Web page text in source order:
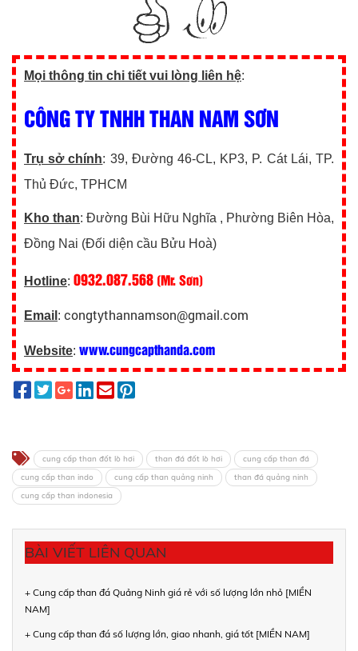
Mọi thông tin chi tiết vui lòng liên hệ:
CÔNG TY TNHH THAN NAM SƠN
Trụ sở chính: 39, Đường 46-CL, KP3, P. Cát Lái, TP.
Thủ Đức, TPHCM
Kho than: Đường Bùi Hữu Nghĩa , Phường Biên Hòa,
Đồng Nai (Đối diện cầu Bửu Hoà)
Hotline: 0932.087.568 (Mr. Sơn)
Email : congtythannamson@gmail.com
Website: www.cungcapthanda.com
cung cấp than đốt lò hơi than đá đốt lò hơi
cung cấp than đá
cung cấp than indo
cung cấp than quảng ninh
than đá quảng ninh
cung cấp than indonesia
BÀI VIẾT LIÊN QUAN
+ Cung cấp than đá Quảng Ninh giá rẻ với số lượng lớn nhỏ [MIỀN
NAM]
+ Cung cấp than đá số lượng lớn, giao nhanh, giá tốt [MIỀN NAM]